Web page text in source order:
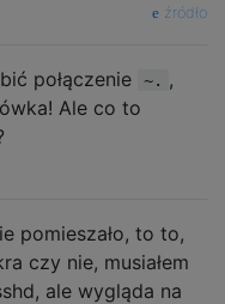
źródło
połączenie ~.
,
Ale co to
pomieszało, to to,
czy nie, musiałem
ale wygląda na